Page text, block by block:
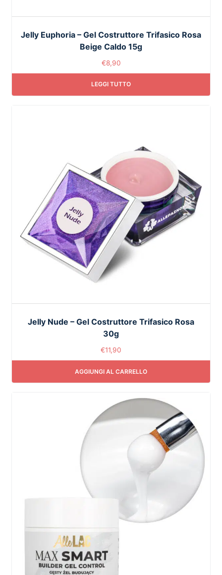
Jelly Euphoria – Gel Costruttore Trifasico Rosa
Beige Caldo 15g
€8,90
LEGGI TUTTO
Jelly Nude – Gel Costruttore Trifasico Rosa
30g
€11,90
AGGIUNGI AL CARRELLO